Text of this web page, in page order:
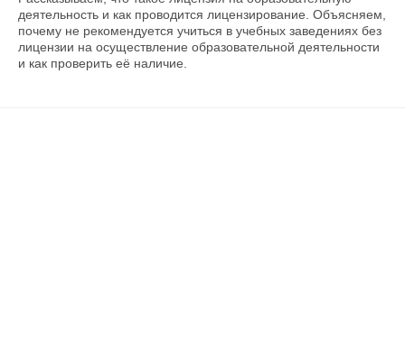
деятельность и как проводится лицензирование. Объясняем,
почему не рекомендуется учиться в учебных заведениях без
лицензии на осуществление образовательной деятельности
и как проверить её наличие.